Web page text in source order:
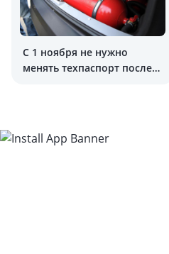
C 1 ноября не нужно
менять техпаспорт после